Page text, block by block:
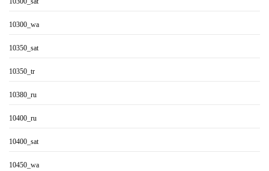
10300_wa
10350_sat
10350_tr
10380_ru
10400_ru
10400_sat
10450_wa